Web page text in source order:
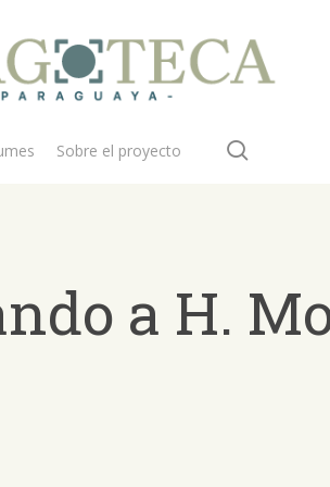
Sobre el proyecto
a H.